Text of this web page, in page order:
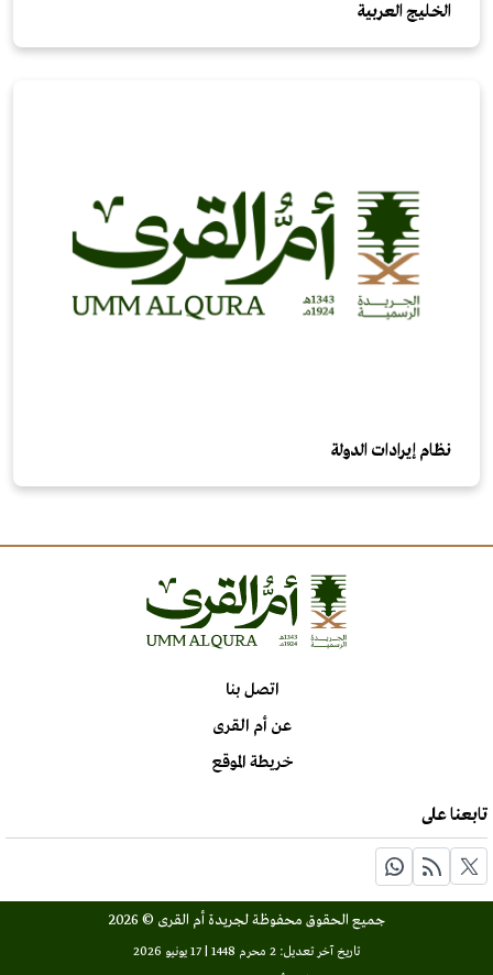
الخليج العربية
نظام إيرادات الدولة
اتصل بنا
عن أم القرى
خريطة الموقع
تابعنا على
جميع الحقوق محفوظة لجريدة أم القرى © 2026
تاريخ آخر تعديل: 2 محرم 1448 | 17 يونيو 2026